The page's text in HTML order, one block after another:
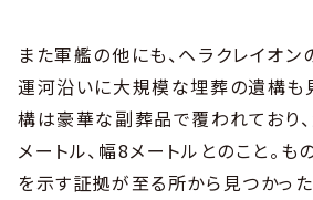
また軍艦の他にも、ヘラクレイオ
運河沿いに大規模な埋葬の遺構も
構は豪華な副葬品で覆われており
メートル、幅8メートルとのこと。
を示す証拠が至る所から見つかっ